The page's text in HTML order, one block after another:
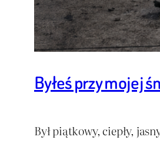
Byłeś przy mojej
Był piątkowy, ciepły,